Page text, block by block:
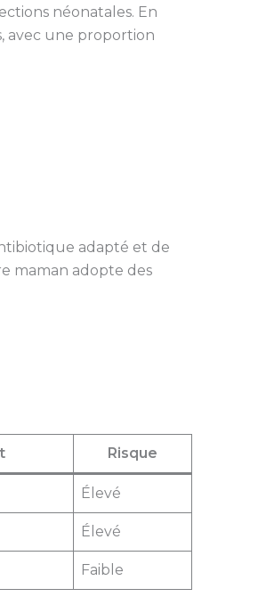
néonatales. En
avec une proportion
adapté et de
maman adopte des
Risque
Élevé
Élevé
Faible